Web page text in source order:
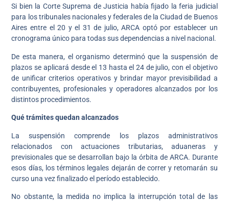
Si bien la Corte Suprema de Justicia había fijado la feria judicial
para los tribunales nacionales y federales de la Ciudad de Buenos
Aires entre el 20 y el 31 de julio, ARCA optó por establecer un
cronograma único para todas sus dependencias a nivel nacional.
De esta manera, el organismo determinó que la suspensión de
plazos se aplicará desde el 13 hasta el 24 de julio, con el objetivo
de unificar criterios operativos y brindar mayor previsibilidad a
contribuyentes, profesionales y operadores alcanzados por los
distintos procedimientos.
Qué trámites quedan alcanzados
La suspensión comprende los plazos administrativos
relacionados con actuaciones tributarias, aduaneras y
previsionales que se desarrollan bajo la órbita de ARCA. Durante
esos días, los términos legales dejarán de correr y retomarán su
curso una vez finalizado el período establecido.
No obstante, la medida no implica la interrupción total de las